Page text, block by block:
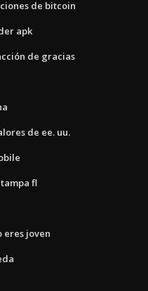
de bitcoin
apk
de gracias
de ee. uu.
fl
eres joven